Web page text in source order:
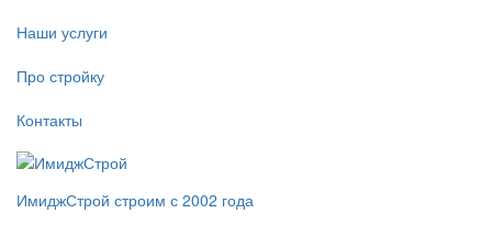
Наши услуги
Про стройку
Контакты
ИмиджСтрой строим с 2002 года